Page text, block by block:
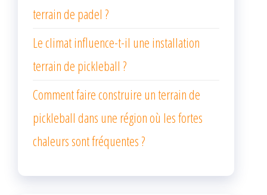
terrain de padel ?
Le climat influence-t-il une installation
terrain de pickleball ?
Comment faire construire un terrain de
pickleball dans une région où les fortes
chaleurs sont fréquentes ?